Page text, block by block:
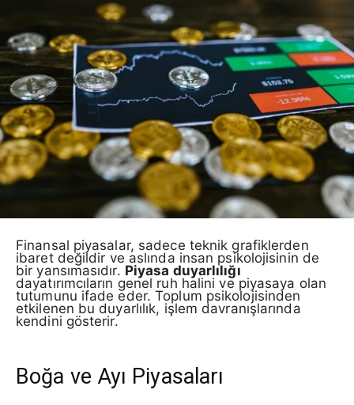
Finansal piyasalar, sadece teknik grafiklerden
ibaret değildir ve aslında insan psikolojisinin de
bir yansımasıdır. Piyasa duyarlılığı
dayatırımcıların genel ruh halini ve piyasaya olan
tutumunu ifade eder. Toplum psikolojisinden
etkilenen bu duyarlılık, işlem davranışlarında
kendini gösterir.
Boğa ve Ayı Piyasaları